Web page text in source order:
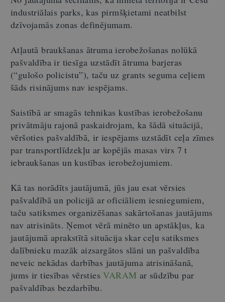
industriālais parks, kas pirmšķietami neatbilst
dzīvojamās zonas definējumam.
Atļautā braukšanas ātruma ierobežošanas nolūkā
pašvaldība ir tiesīga uzstādīt ātruma barjeras
(“gulošo policistu”), taču uz grants seguma ceļiem
šāds risinājums nav iespējams.
Saistībā ar smagās tehnikas kustības ierobežošanu
privātmāju rajonā paskaidrojam, ka šādā situācijā,
vēršoties pašvaldībā, ir iespējams uzstādīt ceļa zīmes
par transportlīdzekļu ar kopējās masas virs 7 t
iebraukšanas un kustības ierobežojumiem.
Kā tas norādīts jautājumā, jūs jau esat vērsies
pašvaldībā un policijā ar oficiāliem iesniegumiem,
taču satiksmes organizēšanas sakārtošanas jautājums
nav atrisināts. Ņemot vērā minēto un apstākļus, ka
jautājumā aprakstītā situācija skar ceļu satiksmes
dalībnieku mazāk aizsargātos slāni un pašvaldība
neveic nekādas darbības jautājuma atrisināšanā,
jums ir tiesības vērstiesVARAM ar sūdzību par
pašvaldības bezdarbību.